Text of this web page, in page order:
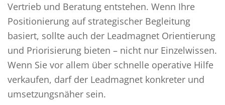
Vertrieb und Beratung entstehen. Wenn Ihre
Positionierung auf strategischer Begleitung
basiert, sollte auch der Leadmagnet Orientierung
und Priorisierung bieten – nicht nur Einzelwissen.
Wenn Sie vor allem über schnelle operative Hilfe
verkaufen, darf der Leadmagnet konkreter und
umsetzungsnäher sein.